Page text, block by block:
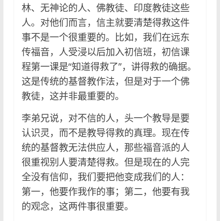
林、无神论的人、佛教徒、印度教徒这些
人。对他们而言，信主就要清楚得救这件
事不是一个很重要的。比如，我们在远东
传福音，人受浸以后加入初信班，初信课
程第一课是“知道得救了”，讲得救的确据。
这是传统的基督教作法，但是对于一个佛
教徒，这并非最重要的。
李弟兄说，对不信的人，头一个教导是要
认识灵，而不是教导得救的真理。现在传
统的基督教无法供应人，那些福音派的人
很重视别人要清楚得救。但是现在的人完
全没有信仰，我们要把他变成我们的人：
第一，他要作我作的事；第二，他要有我
的观念，这两件事很重要。